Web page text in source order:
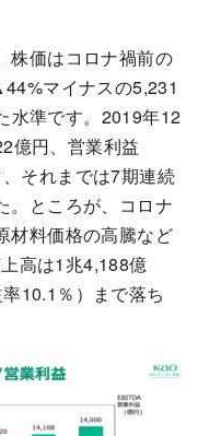
株価はコロナ禍前の
マイナスの5,231
水準です。2019年12
億円、営業利益
それまでは7期連続
。ところが、コロナ
材料価格の高騰など
高は1兆4,188億
10.1％）まで落ち